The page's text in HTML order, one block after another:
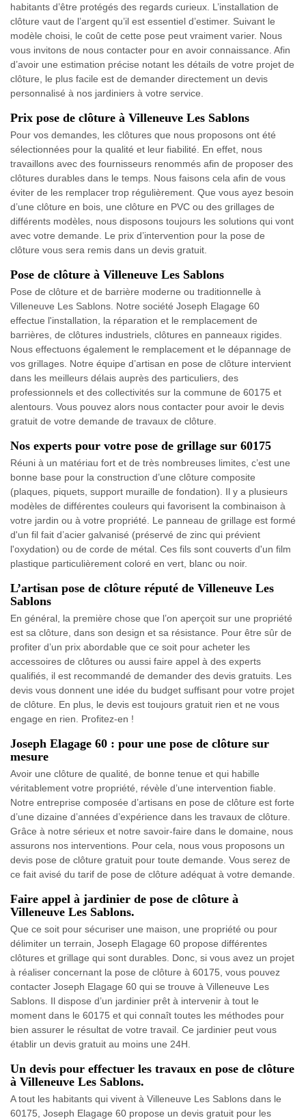
habitants d’être protégés des regards curieux. L’installation de
clôture vaut de l’argent qu’il est essentiel d’estimer. Suivant le
modèle choisi, le coût de cette pose peut vraiment varier. Nous
vous invitons de nous contacter pour en avoir connaissance. Afin
d’avoir une estimation précise notant les détails de votre projet de
clôture, le plus facile est de demander directement un devis
personnalisé à nos jardiniers à votre service.
Prix pose de clôture à Villeneuve Les Sablons
Pour vos demandes, les clôtures que nous proposons ont été
sélectionnées pour la qualité et leur fiabilité. En effet, nous
travaillons avec des fournisseurs renommés afin de proposer des
clôtures durables dans le temps. Nous faisons cela afin de vous
éviter de les remplacer trop régulièrement. Que vous ayez besoin
d’une clôture en bois, une clôture en PVC ou des grillages de
différents modèles, nous disposons toujours les solutions qui vont
avec votre demande. Le prix d’intervention pour la pose de
clôture vous sera remis dans un devis gratuit.
Pose de clôture à Villeneuve Les Sablons
Pose de clôture et de barrière moderne ou traditionnelle à
Villeneuve Les Sablons. Notre société Joseph Elagage 60
effectue l'installation, la réparation et le remplacement de
barrières, de clôtures industriels, clôtures en panneaux rigides.
Nous effectuons également le remplacement et le dépannage de
vos grillages. Notre équipe d’artisan en pose de clôture intervient
dans les meilleurs délais auprès des particuliers, des
professionnels et des collectivités sur la commune de 60175 et
alentours. Vous pouvez alors nous contacter pour avoir le devis
gratuit de votre demande de travaux de clôture.
Nos experts pour votre pose de grillage sur 60175
Réuni à un matériau fort et de très nombreuses limites, c’est une
bonne base pour la construction d’une clôture composite
(plaques, piquets, support muraille de fondation). Il y a plusieurs
modèles de différentes couleurs qui favorisent la combinaison à
votre jardin ou à votre propriété. Le panneau de grillage est formé
d'un fil fait d’acier galvanisé (préservé de zinc qui prévient
l'oxydation) ou de corde de métal. Ces fils sont couverts d'un film
plastique particulièrement coloré en vert, blanc ou noir.
L’artisan pose de clôture réputé de Villeneuve Les
Sablons
En général, la première chose que l’on aperçoit sur une propriété
est sa clôture, dans son design et sa résistance. Pour être sûr de
profiter d’un prix abordable que ce soit pour acheter les
accessoires de clôtures ou aussi faire appel à des experts
qualifiés, il est recommandé de demander des devis gratuits. Les
devis vous donnent une idée du budget suffisant pour votre projet
de clôture. En plus, le devis est toujours gratuit rien et ne vous
engage en rien. Profitez-en !
Joseph Elagage 60 : pour une pose de clôture sur
mesure
Avoir une clôture de qualité, de bonne tenue et qui habille
véritablement votre propriété, révèle d’une intervention fiable.
Notre entreprise composée d’artisans en pose de clôture est forte
d’une dizaine d’années d’expérience dans les travaux de clôture.
Grâce à notre sérieux et notre savoir-faire dans le domaine, nous
assurons nos interventions. Pour cela, nous vous proposons un
devis pose de clôture gratuit pour toute demande. Vous serez de
ce fait avisé du tarif de pose de clôture adéquat à votre demande.
Faire appel à jardinier de pose de clôture à
Villeneuve Les Sablons.
Que ce soit pour sécuriser une maison, une propriété ou pour
délimiter un terrain, Joseph Elagage 60 propose différentes
clôtures et grillage qui sont durables. Donc, si vous avez un projet
à réaliser concernant la pose de clôture à 60175, vous pouvez
contacter Joseph Elagage 60 qui se trouve à Villeneuve Les
Sablons. Il dispose d’un jardinier prêt à intervenir à tout le
moment dans le 60175 et qui connaît toutes les méthodes pour
bien assurer le résultat de votre travail. Ce jardinier peut vous
établir un devis gratuit au moins une 24H.
Un devis pour effectuer les travaux en pose de clôture
à Villeneuve Les Sablons.
A tout les habitants qui vivent à Villeneuve Les Sablons dans le
60175, Joseph Elagage 60 propose un devis gratuit pour les